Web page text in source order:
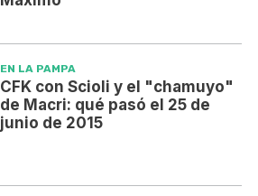
EN LA PAMPA
CFK con Scioli y el "chamuyo"
de Macri: qué pasó el 25 de
junio de 2015